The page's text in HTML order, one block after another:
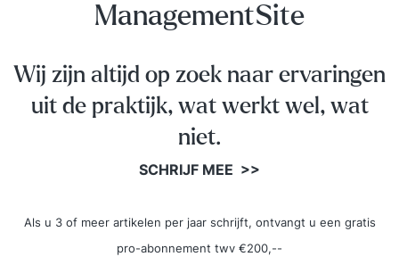
ManagementSite
Wij zijn altijd op zoek naar ervaringen
uit de praktijk, wat werkt wel, wat
niet.
SCHRIJF MEE >>
Als u 3 of meer artikelen per jaar schrijft, ontvangt u een gratis
pro-abonnement twv €200,--